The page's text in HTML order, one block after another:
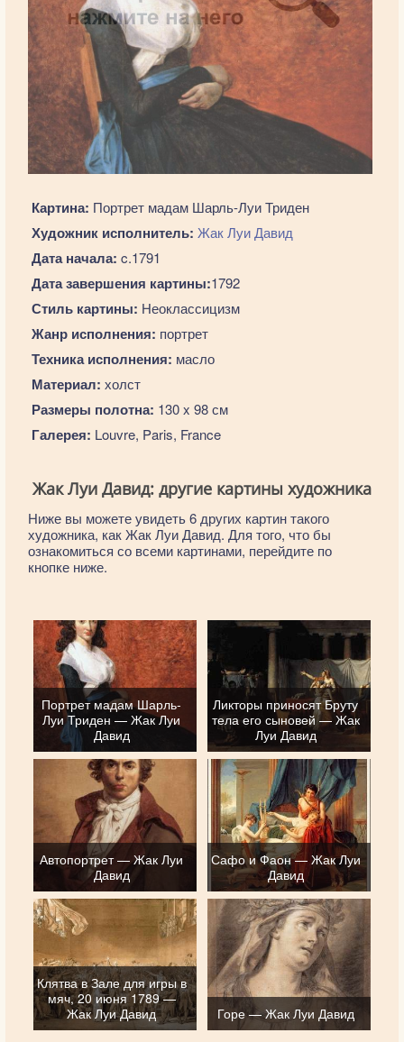
Картина: Портрет мадам Шарль-Луи Триден
Художник исполнитель: Жак Луи Давид
Дата начала: c.1791
Дата завершения картины:1792
Стиль картины: Неоклассицизм
Жанр исполнения: портрет
Техника исполнения: масло
Материал: холст
Размеры полотна: 130 x 98 см
Галерея: Louvre, Paris, France
Жак Луи Давид: другие картины художника
Ниже вы можете увидеть 6 других картин такого
художника, как Жак Луи Давид. Для того, что бы
ознакомиться со всеми картинами, перейдите по
кнопке ниже.
Портрет мадам Шарль-
Луи Триден — Жак Луи
Давид
Ликторы приносят Бруту
тела его сыновей — Жак
Луи Давид
Автопортрет — Жак Луи
Давид
Сафо и Фаон — Жак Луи
Давид
Клятва в Зале для игры в
мяч, 20 июня 1789 —
Жак Луи Давид
Горе — Жак Луи Давид